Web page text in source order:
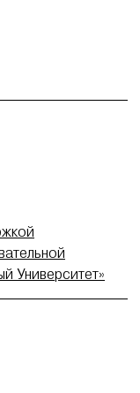
Университет»